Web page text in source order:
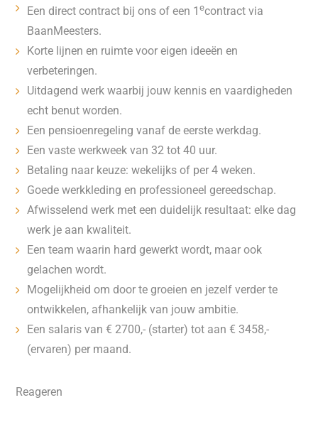
Een direct contract bij ons of een 1econtract via
BaanMeesters.
Korte lijnen en ruimte voor eigen ideeën en
verbeteringen.
Uitdagend werk waarbij jouw kennis en vaardigheden
echt benut worden.
Een pensioenregeling vanaf de eerste werkdag.
Een vaste werkweek van 32 tot 40 uur.
Betaling naar keuze: wekelijks of per 4 weken.
Goede werkkleding en professioneel gereedschap.
Afwisselend werk met een duidelijk resultaat: elke dag
werk je aan kwaliteit.
Een team waarin hard gewerkt wordt, maar ook
gelachen wordt.
Mogelijkheid om door te groeien en jezelf verder te
ontwikkelen, afhankelijk van jouw ambitie.
Een salaris van € 2700,- (starter) tot aan € 3458,-
(ervaren) per maand.
Reageren